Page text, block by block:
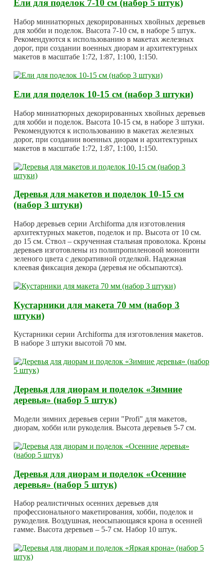
Ели для поделок 7-10 см (набор 5 штук)
Набор миниатюрных декорированных хвойных деревьев
для хобби и поделок. Высота 7-10 см, в наборе 5 штук.
Рекомендуются к использованию в макетах железных
дорог, при создании военных диорам и архитектурных
макетов в масштабе 1:72, 1:87, 1:100, 1:150.
Ели для поделок 10-15 см (набор 3 штуки)
Набор миниатюрных декорированных хвойных деревьев
для хобби и поделок. Высота 10-15 см, в наборе 3 штуки.
Рекомендуются к использованию в макетах железных
дорог, при создании военных диорам и архитектурных
макетов в масштабе 1:72, 1:87, 1:100, 1:150.
Деревья для макетов и поделок 10-15 см
(набор 3 штуки)
Набор деревьев серии Archiforma для изготовления
архитектурных макетов, поделок и пр. Высота от 10 см.
до 15 см. Ствол – скрученная стальная проволока. Кроны
деревьев изготовлены из полипропиленовой мононити
зеленого цвета с декоративной отделкой. Надежная
клеевая фиксация декора (деревья не обсыпаются).
Кустарники для макета 70 мм (набор 3
штуки)
Кустарники серии Archiforma для изготовления макетов.
В наборе 3 штуки высотой 70 мм.
Деревья для диорам и поделок «Зимние
деревья» (набор 5 штук)
Модели зимних деревьев серии "Profi" для макетов,
диорам, хобби или рукоделия. Высота деревьев 5-7 см.
Деревья для диорам и поделок «Осенние
деревья» (набор 5 штук)
Набор реалистичных осенних деревьев для
профессионального макетирования, хобби, поделок и
рукоделия. Воздушная, неосыпающаяся крона в осенней
гамме. Высота деревьев – 5-7 см. Набор 10 штук.